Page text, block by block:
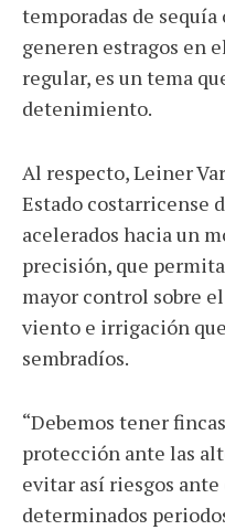
temporadas de
generen estragos en
regular, es un tema
detenimiento.
Al respecto, Leiner
Estado costarricense
acelerados hacia un
precisión, que
mayor control sobre
viento e irrigación
sembradíos.
“Debemos tener
protección ante las
evitar así riesgos
determinados